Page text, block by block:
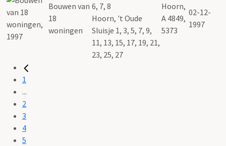
Bouwen van
18
woningen
6, 7, 8
Hoorn, 't Oude
Sluisje 1, 3, 5, 7, 9,
11, 13, 15, 17, 19, 21,
23, 25, 27
Hoorn,
A 4849,
5373
02-12-
1997
1
...
2
3
4
5